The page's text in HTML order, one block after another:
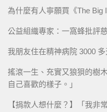
為什麼有人寧願買《The Big
公益組織專家：一窩蜂批評
我朋友住在精神病院 3000
搖滾一生、充實又狼狽的樹
自己喜歡的樣子。」
【捐款人想什麼？】「我非